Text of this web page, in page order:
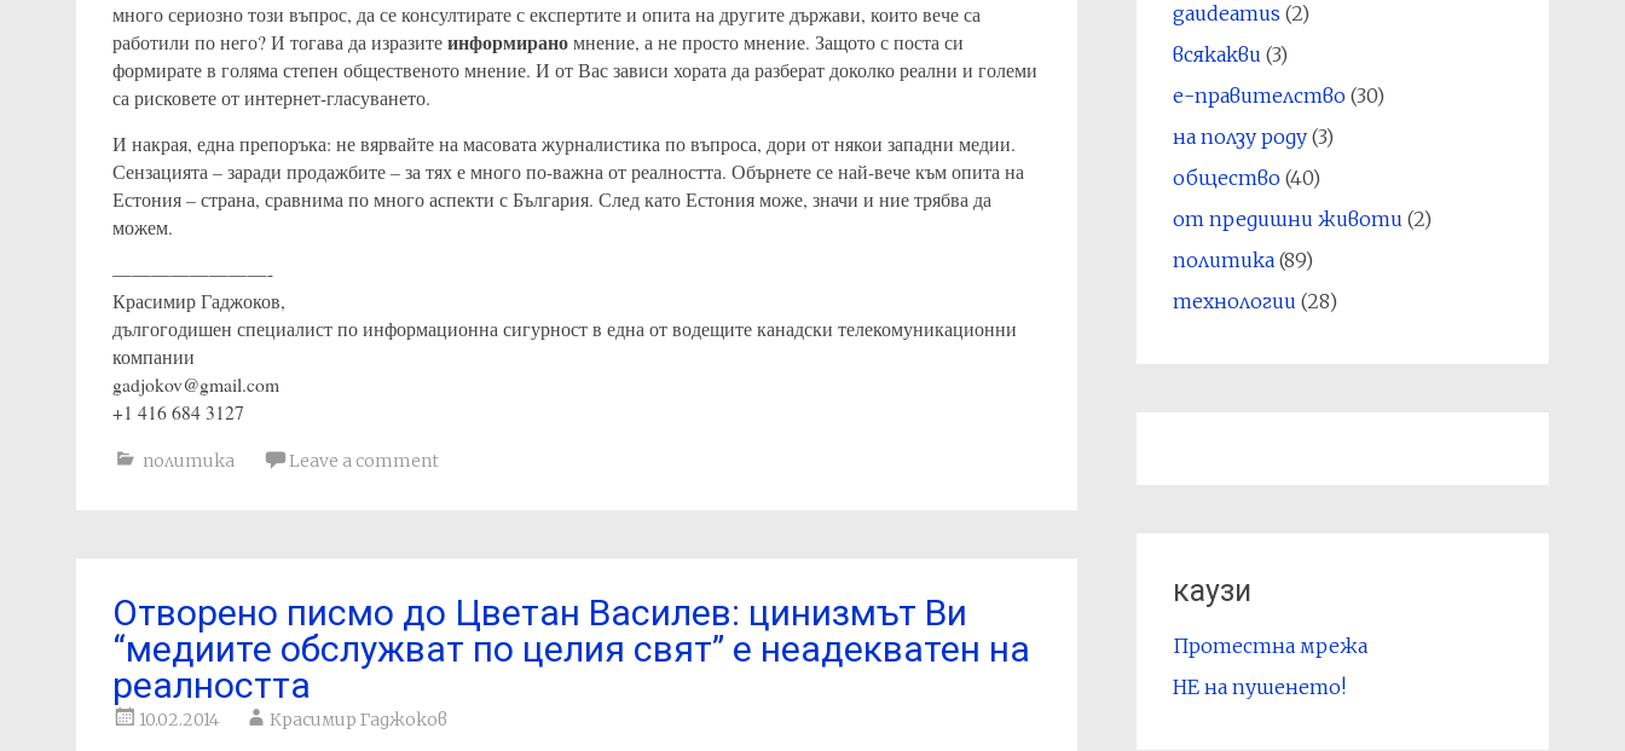
много сериозно този въпрос, да се консултирате с експертите и опита на другите държави, които вече са
работили по него? И тогава да изразите информирано мнение, а не просто мнение. Защото с поста си
формирате в голяма степен общественото мнение. И от Вас зависи хората да разберат доколко реални и големи
са рисковете от интернет-гласуването.
И накрая, една препоръка: не вярвайте на масовата журналистика по въпроса, дори от някои западни медии.
Сензацията – заради продажбите – за тях е много по-важна от реалността. Обърнете се най-вече към опита на
Естония – страна, сравнима по много аспекти с България. След като Естония може, значи и ние трябва да
можем.
————————-
Красимир Гаджоков,
дългогодишен специалист по информационна сигурност в една от водещите канадски телекомуникационни
компании
gadjokov@gmail.com
+1 416 684 3127
политика Leave a comment
Отворено писмо до Цветан Василев: цинизмът Ви
“медиите обслужват по целия свят” е неадекватен на
реалността
10.02.2014 Красимир Гаджоков
gaudeamus (2)
всякакви (3)
е-правителство(30)
на ползу роду(3)
общество(40)
от предишни животи (2)
политика(89)
технологии (28)
каузи
Протестна мрежа
НЕ на пушенето!